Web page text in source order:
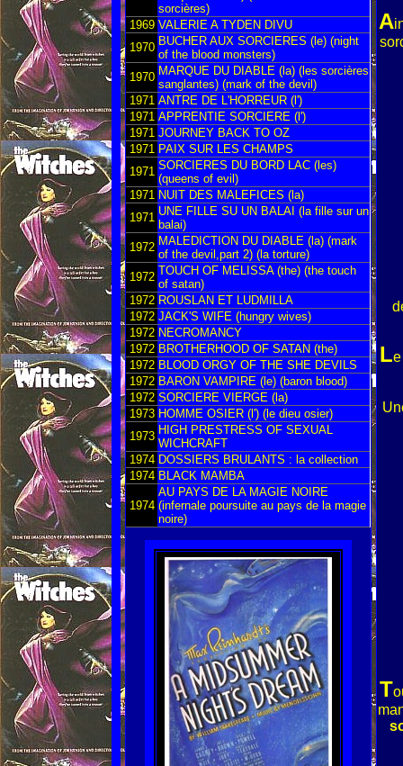
sorcières)
1969 VALERIE A TYDEN DIVU
1970 BUCHER AUX SORCIERES (le) (night
of the blood monsters)
1970 MARQUE DU DIABLE (la) (les sorcières
sanglantes) (mark of the devil)
1971 ANTRE DE L'HORREUR (l')
1971 APPRENTIE SORCIERE (l')
1971 JOURNEY BACK TO OZ
1971 PAIX SUR LES CHAMPS
1971 SORCIERES DU BORD LAC (les)
(queens of evil)
1971 NUIT DES MALEFICES (la)
1971 UNE FILLE SU UN BALAI (la fille sur un
balai)
1972 MALEDICTION DU DIABLE (la) (mark
of the devil,part 2) (la torture)
1972 TOUCH OF MELISSA (the) (the touch
of satan)
1972 ROUSLAN ET LUDMILLA
1972 JACK'S WIFE (hungry wives)
1972 NECROMANCY
1972 BROTHERHOOD OF SATAN (the)
1972 BLOOD ORGY OF THE SHE DEVILS
1972 BARON VAMPIRE (le) (baron blood)
1972 SORCIERE VIERGE (la)
1973 HOMME OSIER (l') (le dieu osier)
1973 HIGH PRESTRESS OF SEXUAL
WICHCRAFT
1974 DOSSIERS BRULANTS : la collection
1974 BLACK MAMBA
1974
AU PAYS DE LA MAGIE NOIRE
(infernale poursuite au pays de la magie
noire)
A
L
T